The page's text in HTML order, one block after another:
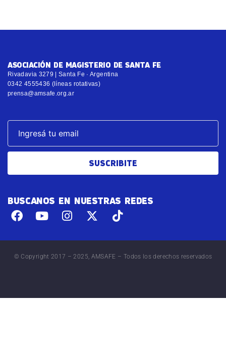
ASOCIACIÓN DE MAGISTERIO DE SANTA FE
Rivadavia 3279 | Santa Fe · Argentina
0342 4555436 (líneas rotativas)
prensa@amsafe.org.ar
SUSCRIBITE
BUSCANOS EN NUESTRAS REDES
© Copyright 2017 – 2025, AMSAFE – Todos los derechos reservados